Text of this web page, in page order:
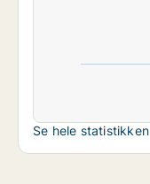
Se hele statistikken